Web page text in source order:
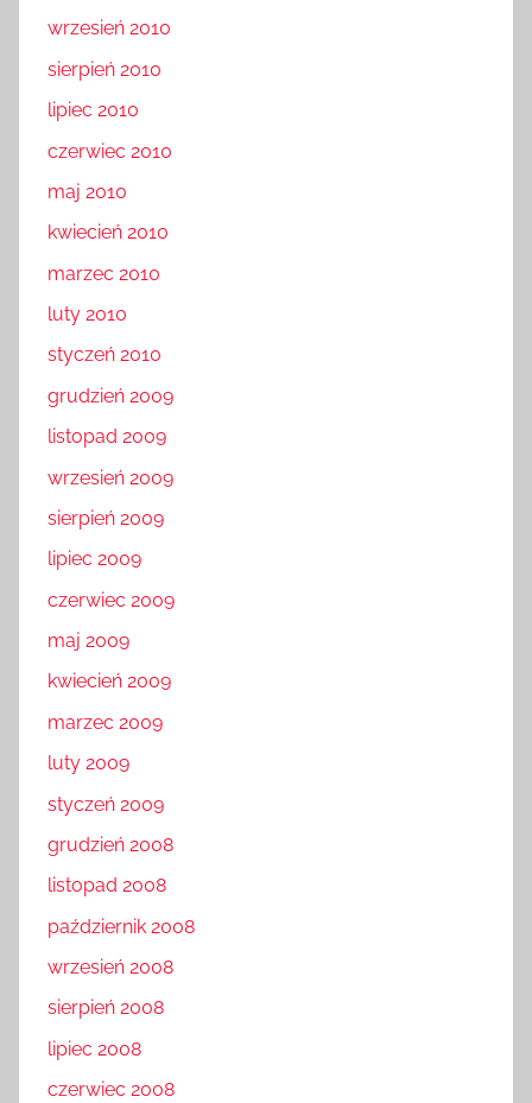
wrzesień 2010
sierpień 2010
lipiec 2010
czerwiec 2010
maj 2010
kwiecień 2010
marzec 2010
luty 2010
styczeń 2010
grudzień 2009
listopad 2009
wrzesień 2009
sierpień 2009
lipiec 2009
czerwiec 2009
maj 2009
kwiecień 2009
marzec 2009
luty 2009
styczeń 2009
grudzień 2008
listopad 2008
październik 2008
wrzesień 2008
sierpień 2008
lipiec 2008
czerwiec 2008